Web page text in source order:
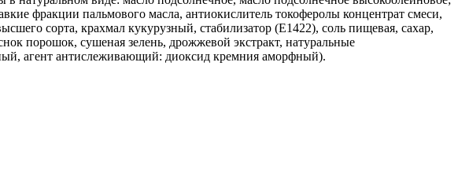
фракции пальмового масла, антиокислитель токоферолы концентрат смеси,
сорта, крахмал кукурузный, стабилизатор (Е1422), соль пищевая, сахар,
порошок, сушеная зелень, дрожжевой экстракт, натуральные
агент антислеживающий: диоксид кремния аморфный).